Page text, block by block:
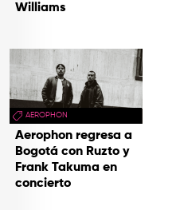
Williams
AEROPHON
Aerophon regresa a
Bogotá con Ruzto y
Frank Takuma en
concierto